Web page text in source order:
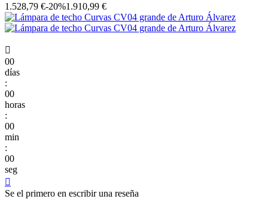
1.528,79 €-20%1.910,99 €

00
días
:
00
horas
:
00
min
:
00
seg

Se el primero en escribir una reseña